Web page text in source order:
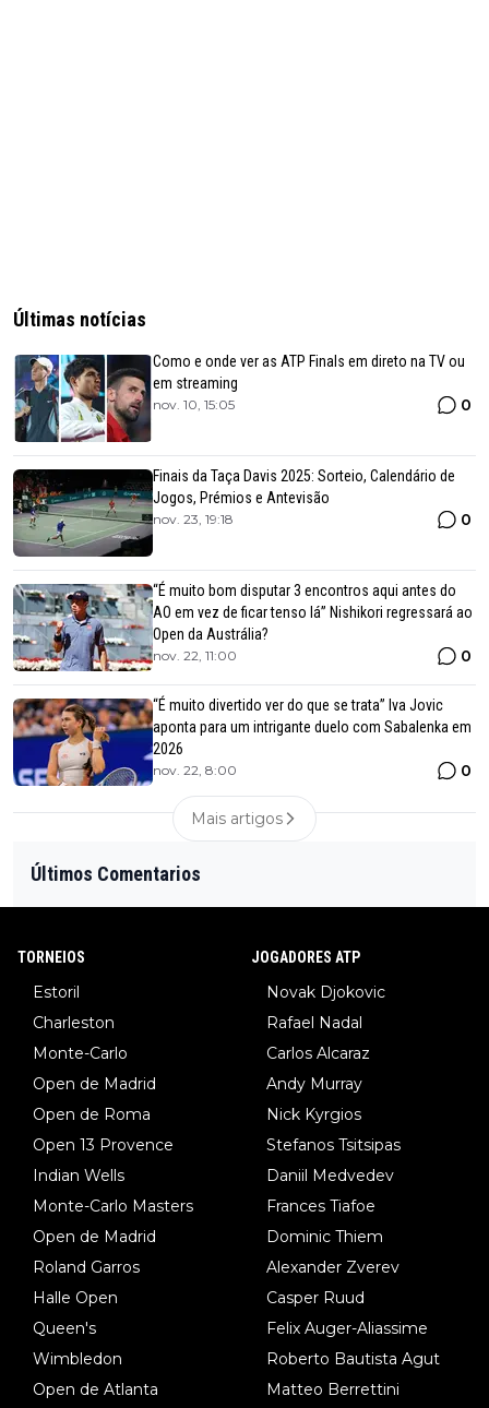
Últimas notícias
Como e onde ver as ATP Finals em direto na TV ou
em streaming
nov. 10, 15:05 0
Finais da Taça Davis 2025: Sorteio, Calendário de
Jogos, Prémios e Antevisão
nov. 23, 19:18 0
“É muito bom disputar 3 encontros aqui antes do
AO em vez de ficar tenso lá” Nishikori regressará ao
Open da Austrália?
nov. 22, 11:00 0
“É muito divertido ver do que se trata” Iva Jovic
aponta para um intrigante duelo com Sabalenka em
2026
nov. 22, 8:00 0
Mais artigos
Últimos Comentarios
TORNEIOS
Estoril
Charleston
Monte-Carlo
Open de Madrid
Open de Roma
Open 13 Provence
Indian Wells
Monte-Carlo Masters
Open de Madrid
Roland Garros
Halle Open
Queen's
Wimbledon
Open de Atlanta
JOGADORES ATP
Novak Djokovic
Rafael Nadal
Carlos Alcaraz
Andy Murray
Nick Kyrgios
Stefanos Tsitsipas
Daniil Medvedev
Frances Tiafoe
Dominic Thiem
Alexander Zverev
Casper Ruud
Felix Auger-Aliassime
Roberto Bautista Agut
Matteo Berrettini